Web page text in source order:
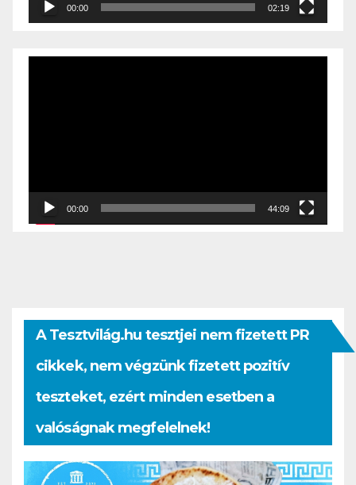
00:00 02:19
00:00 44:09
A Tesztvilág.hu tesztjei nem fizetett PR
cikkek, nem végzünk fizetett pozitív
teszteket, ezért minden esetben a
valóságnak megfelelnek!